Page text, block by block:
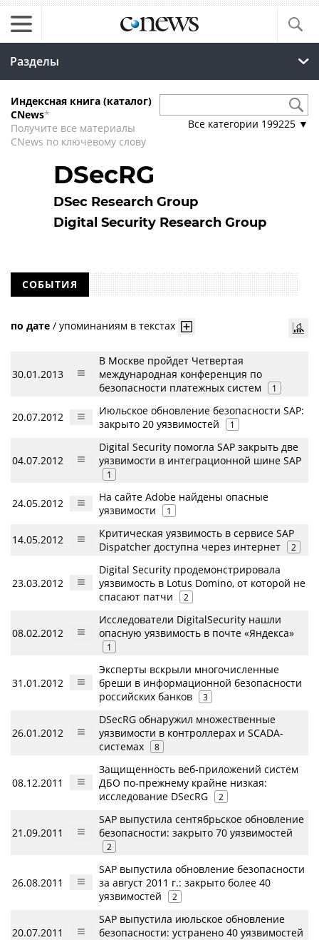
Разделы
Индексная книга (каталог)
CNews*
Получите все материалы
CNews по ключевому слову
Все категории 199225 ▼
DSecRG
DSec Research Group
Digital Security Research Group
СОБЫТИЯ
по дате / упоминаниям в текстах
30.01.2013
В Москве пройдет Четвертая
международная конференция по
безопасности платежных систем
1
20.07.2012
Июльское обновление безопасности SAP:
закрыто 20 уязвимостей
1
04.07.2012
Digital Security помогла SAP закрыть две
уязвимости в интеграционной шине SAP
1
24.05.2012
На сайте Adobe найдены опасные
уязвимости
1
14.05.2012
Критическая уязвимость в сервисе SAP
Dispatcher доступна через интернет
2
23.03.2012
Digital Security продемонстрировала
уязвимость в Lotus Domino, от которой не
спасают патчи
2
08.02.2012
Исследователи DigitalSecurity нашли
опасную уязвимость в почте «Яндекса»
1
31.01.2012
Эксперты вскрыли многочисленные
бреши в информационной безопасности
российских банков
3
26.01.2012
DSecRG обнаружил множественные
уязвимости в контроллерах и SCADA-
системах
8
08.12.2011
Защищенность веб-приложений систем
ДБО по-прежнему крайне низкая:
исследование DSecRG
2
21.09.2011
SAP выпустила сентябрьское обновление
безопасности: закрыто 70 уязвимостей
2
26.08.2011
SAP выпустила обновление безопасности
за август 2011 г.: закрыто более 40
уязвимостей
2
20.07.2011
SAP выпустила июльское обновление
безопасности: устранено 40 уязвимостей